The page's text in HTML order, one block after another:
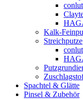
Kalk-
Streichputze
Spachtel & Glätte
Pinsel & Zubehör